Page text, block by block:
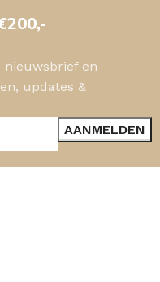
nieuwsbrief en
updates &